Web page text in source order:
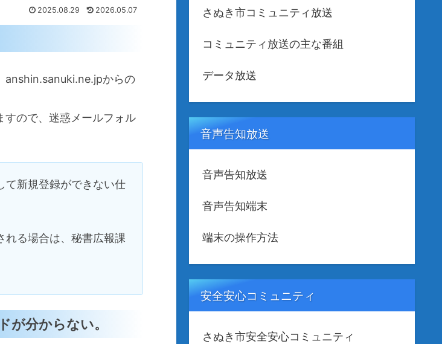
2025.08.29 2026.05.07
anshin.sanuki.ne.jpからの
ので、迷惑メールフォル
新規登録ができない仕
る場合は、秘書広報課
が分からない。
さぬき市コミュニティ放送
コミュニティ放送の主な番組
データ放送
音声告知放送
音声告知放送
音声告知端末
端末の操作方法
安全安心コミュニティ
さぬき市安全安心コミュニティ